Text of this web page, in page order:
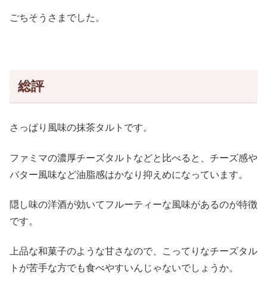
ごちそうさまでした。
総評
さっぱり風味の抹茶タルトです。
ファミマの濃厚チーズタルトなどと比べると、チーズ感や
バター風味など油脂感はかなり抑えめになっています。
隠し味の洋酒が効いてフルーティーな風味があるのが特徴
です。
上品な和菓子のような甘さなので、こってりなチーズタル
トが苦手な方でも食べやすいんじゃないでしょうか。